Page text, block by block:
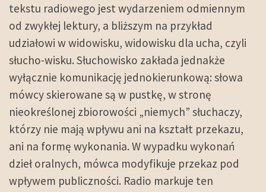
tekstu radiowego jest wydarzeniem odmiennym
od zwykłej lektury, a bliższym na przykład
udziałowi w widowisku, widowisku dla ucha, czyli
słucho-wisku. Słuchowisko zakłada jednakże
wyłącznie komunikację jednokierunkową: słowa
mówcy skierowane są w pustkę, w stronę
nieokreślonej zbiorowości „niemych” słuchaczy,
którzy nie mają wpływu ani na kształt przekazu,
ani na formę wykonania. W wypadku wykonań
dzieł oralnych, mówca modyfikuje przekaz pod
wpływem publiczności. Radio markuje ten